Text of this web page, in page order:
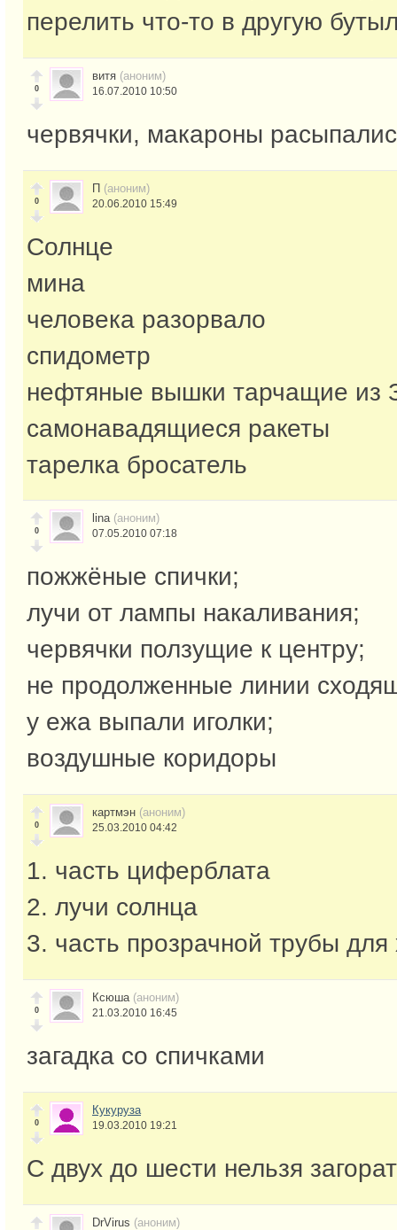
перелить что-то в другую
0
витя (аноним)
16.07.2010 10:50
червячки, макароны
0
П (аноним)
20.06.2010 15:49
Солнце
мина
человека разорвало
спидометр
нефтяные вышки тарчащие из
самонавадящиеся ракеты
тарелка бросатель
0
lina (аноним)
07.05.2010 07:18
пожжёные спички;
лучи от лампы накаливания;
червячки ползущие к центру;
не продолженные линии
у ежа выпали иголки;
воздушные коридоры
0
картмэн (аноним)
25.03.2010 04:42
1. часть циферблата
2. лучи солнца
3. часть прозрачной трубы для
0
Ксюша (аноним)
21.03.2010 16:45
загадка со спичками
0
Кукуруза
19.03.2010 19:21
С двух до шести нельзя
DrVirus (аноним)